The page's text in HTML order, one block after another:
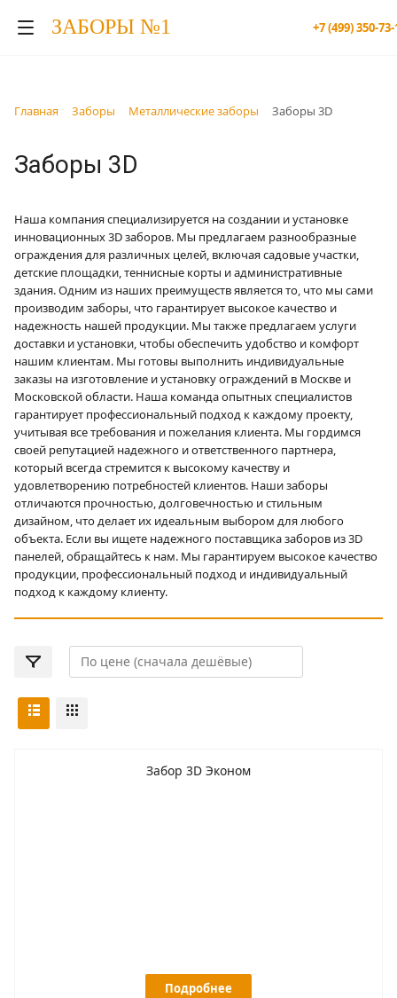
ЗАБОРЫ №1 +7 (499) 350-
Главная Заборы Металлические заборы Заборы 3D
Заборы 3D
Наша компания специализируется на создании и установке
инновационных 3D заборов. Мы предлагаем разнообразные
ограждения для различных целей, включая садовые участки,
детские площадки, теннисные корты и административные
здания. Одним из наших преимуществ является то, что мы сами
производим заборы, что гарантирует высокое качество и
надежность нашей продукции. Мы также предлагаем услуги
доставки и установки, чтобы обеспечить удобство и комфорт
нашим клиентам. Мы готовы выполнить индивидуальные
заказы на изготовление и установку ограждений в Москве и
Московской области. Наша команда опытных специалистов
гарантирует профессиональный подход к каждому проекту,
учитывая все требования и пожелания клиента. Мы гордимся
своей репутацией надежного и ответственного партнера,
который всегда стремится к высокому качеству и
удовлетворению потребностей клиентов. Наши заборы
отличаются прочностью, долговечностью и стильным
дизайном, что делает их идеальным выбором для любого
объекта. Если вы ищете надежного поставщика заборов из 3D
панелей, обращайтесь к нам. Мы гарантируем высокое качество
продукции, профессиональный подход и индивидуальный
подход к каждому клиенту.
Забор 3D Эконом
Подробнее